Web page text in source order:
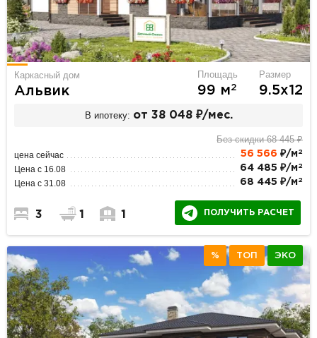
Каркасный дом
Альвик
Площадь
99 м2
Размер
9.5х12
В ипотеку: от 38 048 ₽/мес.
Без скидки 68 445 ₽
цена сейчас 56 566 ₽/м 2
Цена с 16.08 64 485 ₽/м 2
Цена с 31.08 68 445 ₽/м 2
3 1 1 ПОЛУЧИТЬ РАСЧЕТ
% ТОП ЭКО